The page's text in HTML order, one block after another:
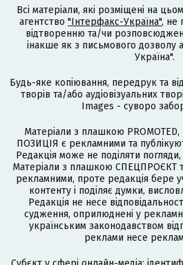
Всі матеріали, які розміщені на
агентство "Інтерфакс-Україна", не
відтворенню та/чи
інакше як з письмового дозволу
Україна".
Будь-яке копіювання, передрук та
творів та/або аудіовізуальних
Images - суворо
Матеріали з плашкою
ПОЗИЦІЯ є рекламними та
Редакція може не поділяти
Матеріали з плашкою СПЕЦПРОЄКТ
рекламними, проте редакція бере
контенту і поділяє думки,
Редакція не несе
судження, оприлюднені у
українським законодавством
реклами несе